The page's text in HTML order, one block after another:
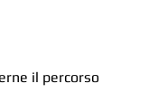
il percorso